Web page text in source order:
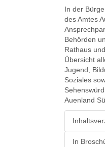
In der
des Amtes
Behörden
Rathaus
Übersicht
Jugend,
Soziales
Auenland
In